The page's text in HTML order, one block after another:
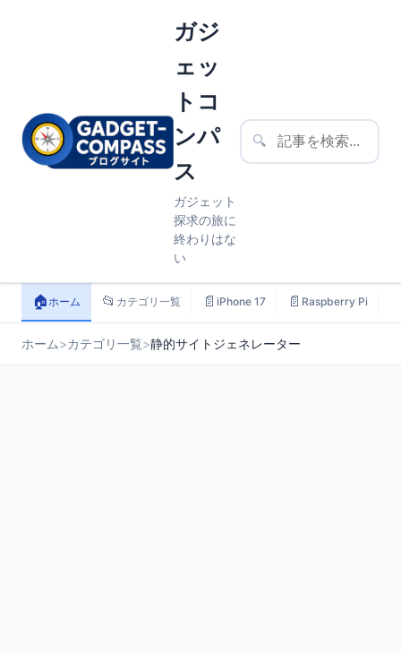
ガジ
ェッ
トコ
ンパ
ス
ガジェット
探求の旅に
終わりはな
い
🔍
🏠ホーム 📂 カテゴリ一覧 📄 iPhone 17 📄 Raspberry Pi
ホーム>カテゴリ一覧>静的サイトジェネレーター